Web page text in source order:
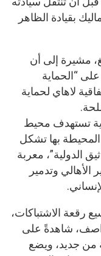
بقيادة الظاهر
مشيرة إلى أن
القلعة كانت قد حصلت في عام 2024 على “الحماية
لاهاي لحماية
تستهدف محيط
المحيطة بها تشكل
الدولية”، معربة
وتدمير
رقعة الاشتباكات،
شاهدةً على
من جديد، ويضع